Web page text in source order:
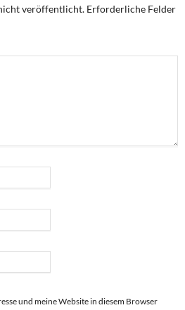
veröffentlicht. Erforderliche Felder
und meine Website in diesem Browser